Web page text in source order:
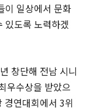
이 일상에서 문화
있도록 노력하겠
창단해 전남 시니
우수상을 받았으
경연대회에서 3위